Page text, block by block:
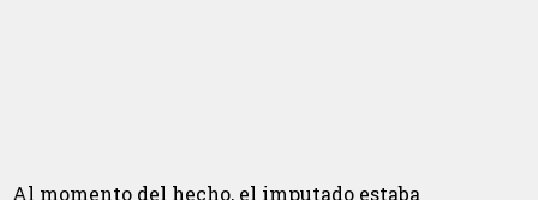
Al momento del hecho, el imputado estaba